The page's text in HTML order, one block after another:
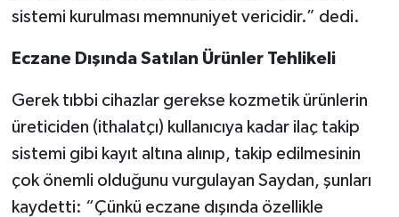
sistemi kurulması memnuniyet vericidir.” dedi.
Eczane Dışında Satılan Ürünler Tehlikeli
Gerek tıbbi cihazlar gerekse kozmetik ürünlerin
üreticiden (ithalatçı) kullanıcıya kadar ilaç takip
sistemi gibi kayıt altına alınıp, takip edilmesinin
çok önemli olduğunu vurgulayan Saydan, şunları
kaydetti: “Çünkü eczane dışında özellikle